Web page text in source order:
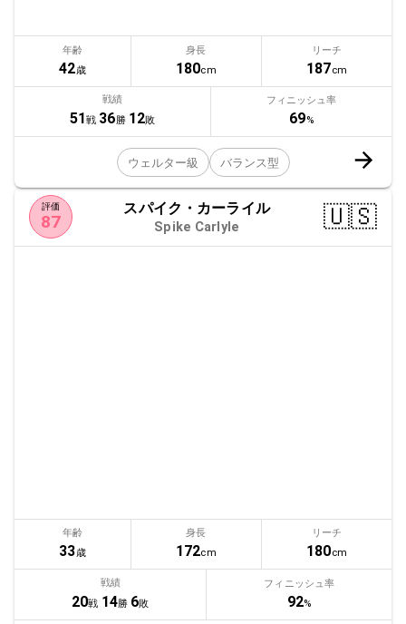
年齢
42歳
身長
180cm
リーチ
187cm
戦績
51 戦 36 勝 12敗
フィニッシュ率
69%
ウェルター級 バランス型
評価
87
スパイク・カーライル
Spike Carlyle 🇺🇸
年齢
33歳
身長
172cm
リーチ
180cm
戦績
20戦 14勝 6敗
フィニッシュ率
92%